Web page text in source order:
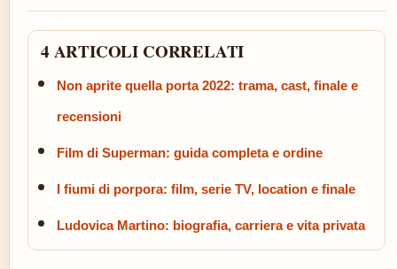
4 ARTICOLI CORRELATI
Non aprite quella porta 2022: trama, cast, finale e
recensioni
Film di Superman: guida completa e ordine
I fiumi di porpora: film, serie TV, location e finale
Ludovica Martino: biografia, carriera e vita privata